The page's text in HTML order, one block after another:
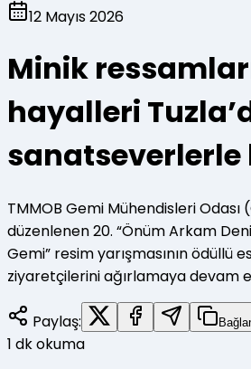
12 Mayıs 2026
Minik
hayalleri
TMMOB Gemi Mühendisleri
düzenlenen 20. “Önüm Arkam
Gemi” resim yarışmasının ödüllü
ziyaretçilerini ağırlamaya devam
Paylaş:
1 dk okuma